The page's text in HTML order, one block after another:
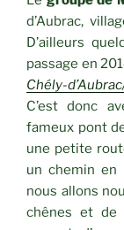
d’Aubrac,
D’ailleurs
passage en
Chély-
C’est donc
fameux pont
une petite
un chemin en
nous allons
chênes et de